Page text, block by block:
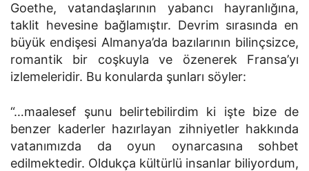
Goethe, vatandaşlarının yabancı hayranlığına,
taklit hevesine bağlamıştır. Devrim sırasında en
büyük endişesi Almanya’da bazılarının bilinçsizce,
romantik bir coşkuyla ve özenerek Fransa’yı
izlemeleridir. Bu konularda şunları söyler:
“…maalesef şunu belirtebilirdim ki işte bize de
benzer kaderler hazırlayan zihniyetler hakkında
vatanımızda da oyun oynarcasına sohbet
edilmektedir. Oldukça kültürlü insanlar biliyordum,